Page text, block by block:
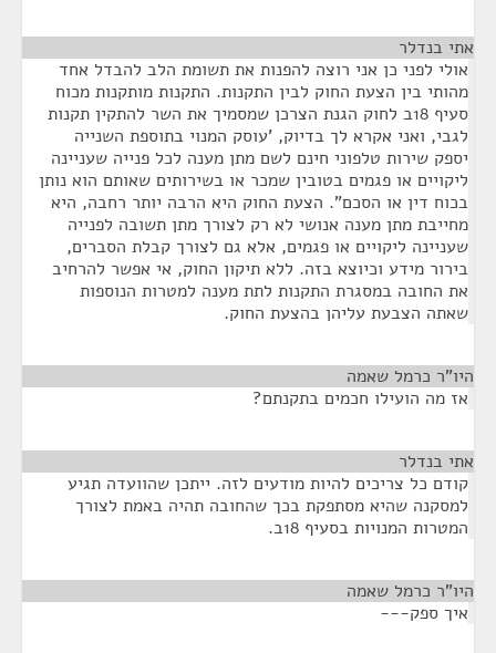
אתי בנדלר
אולי לפני כן אני רוצה להפנות את תשומת הלב להבדל אחד
מהותי בין הצעת החוק לבין התקנות. התקנות מותקנות מכוח
סעיף 18ב לחוק הגנת הצרכן שמסמיך את השר להתקין תקנות
לגבי, ואני אקרא לך בדיוק, 'עוסק המנוי בתוספת השנייה
יספק שירות טלפוני חינם לשם מתן מענה לכל פנייה שעניינה
ליקויים או פגמים בטובין שמכר או בשירותים שאותם הוא נותן
בכוח דין או הסכם". הצעת החוק היא הרבה יותר רחבה, היא
מחייבת מתן מענה אנושי לא רק לצורך מתן תשובה לפנייה
שעניינה ליקויים או פגמים, אלא גם לצורך קבלת הסברים,
בירור מידע וכיוצא בזה. ללא תיקון החוק, אי אפשר להרחיב
את החובה במסגרת התקנות לתת מענה למטרות הנוספות
שאתה הצבעת עליהן בהצעת החוק.
היו"ר כרמל שאמה
אז מה הועילו חכמים בתקנתם?
אתי בנדלר
קודם כל צריכים להיות מודעים לזה. ייתכן שהוועדה תגיע
למסקנה שהיא מסתפקת בכך שהחובה תהיה באמת לצורך
המטרות המנויות בסעיף 18ב.
היו"ר כרמל שאמה
איך ספק---